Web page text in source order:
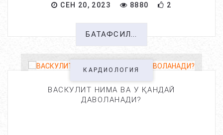
СЕН 20, 2023 8880 2
БАТАФСИЛ...
КАРДИОЛОГИЯ
ВАСКУЛИТ НИМА ВА У ҚАНДАЙ
ДАВОЛАНАДИ?